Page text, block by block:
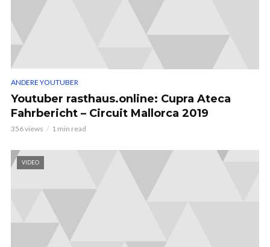
ANDERE YOUTUBER
Youtuber rasthaus.online: Cupra Ateca
Fahrbericht – Circuit Mallorca 2019
356 views 1 min read
VIDEO